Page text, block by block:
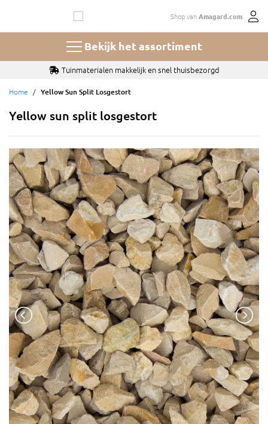
de
Shop vanAmagard.com
Bekijk het assortiment
Tuinmaterialen makkelijk en snel thuisbezorgd
Home Yellow Sun Split Losgestort
Yellow sun split losgestort